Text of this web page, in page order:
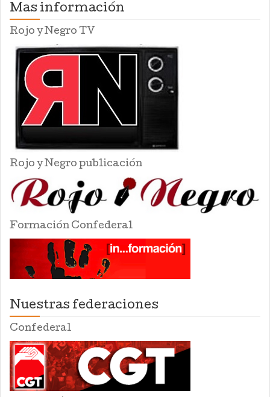
Mas información
Rojo y Negro TV
Rojo y Negro publicación
Formación Confederal
Nuestras federaciones
Confederal